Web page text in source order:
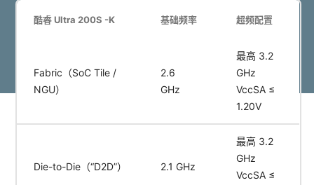
酷睿 Ultra 200S -K 基础频率 超频配置
Fabric（SoC Tile /
NGU）
2.6
GHz
最高 3.2
GHz
VccSA ≤
1.20V
Die-to-Die（“D2D”） 2.1 GHz
最高 3.2
GHz
VccSA ≤